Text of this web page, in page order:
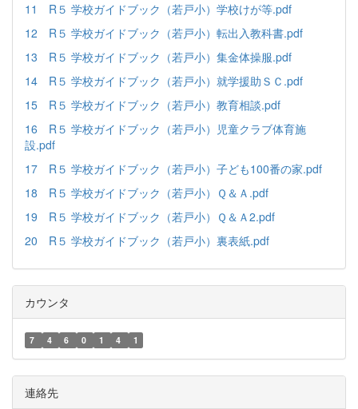
11 R５ 学校ガイドブック（若戸小）学校けが等.pdf
12 R５ 学校ガイドブック（若戸小）転出入教科書.pdf
13 R５ 学校ガイドブック（若戸小）集金体操服.pdf
14 R５ 学校ガイドブック（若戸小）就学援助ＳＣ.pdf
15 R５ 学校ガイドブック（若戸小）教育相談.pdf
16 R５ 学校ガイドブック（若戸小）児童クラブ体育施
設.pdf
17 R５ 学校ガイドブック（若戸小）子ども100番の家.pdf
18 R５ 学校ガイドブック（若戸小）Ｑ＆Ａ.pdf
19 R５ 学校ガイドブック（若戸小）Ｑ＆Ａ2.pdf
20 R５ 学校ガイドブック（若戸小）裏表紙.pdf
カウンタ
7 4 6 0 1 4 1
連絡先